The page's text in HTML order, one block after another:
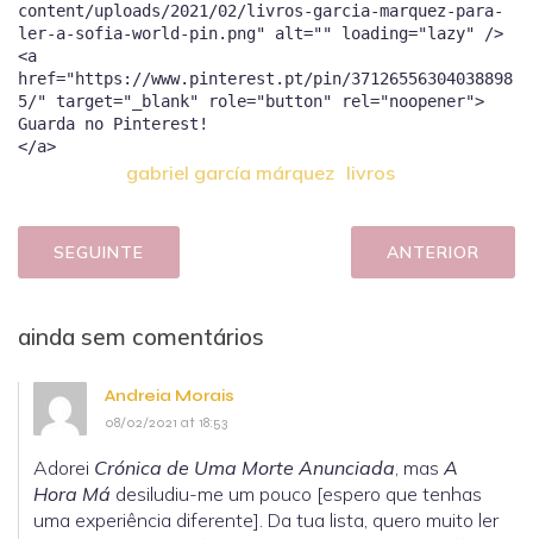
content/uploads/2021/02/livros-garcia-marquez-para-
ler-a-sofia-world-pin.png" alt="" loading="lazy" />
<a
href="https://www.pinterest.pt/pin/37126556304038898
5/" target="_blank" role="button" rel="noopener">
Guarda no Pinterest!
gabriel garcía márquez livros
SEGUINTE ANTERIOR
ainda sem comentários
Andreia Morais
08/02/2021 at 18:53
Adorei Crónica de Uma Morte Anunciada, mas A
Hora Má desiludiu-me um pouco [espero que tenhas
uma experiência diferente]. Da tua lista, quero muito ler